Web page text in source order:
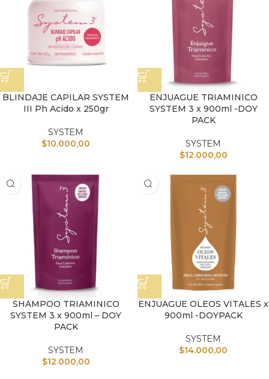
BLINDAJE CAPILAR SYSTEM
III Ph Acido x 250gr
SYSTEM
$10.000,00
ENJUAGUE TRIAMINICO
SYSTEM 3 x 900ml -DOY
PACK
SYSTEM
$12.000,00
SHAMPOO TRIAMINICO
SYSTEM 3 x 900ml – DOY
PACK
SYSTEM
$12.000,00
ENJUAGUE OLEOS VITALES x
900ml -DOYPACK
SYSTEM
$14.000,00